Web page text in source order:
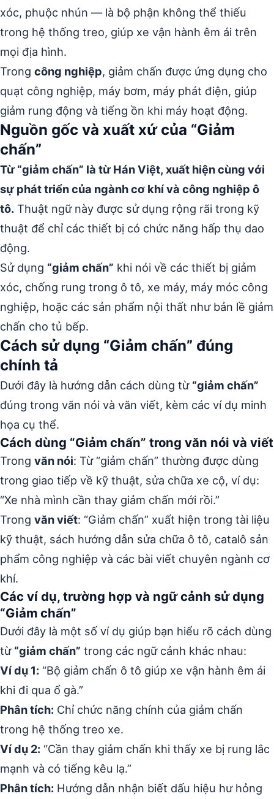
xóc, phuộc nhún — là bộ phận không thể thiếu
trong hệ thống treo, giúp xe vận hành êm ái trên
mọi địa hình.
Trong công nghiệp, giảm chấn được ứng dụng cho
quạt công nghiệp, máy bơm, máy phát điện, giúp
giảm rung động và tiếng ồn khi máy hoạt động.
Nguồn gốc và xuất xứ của “Giảm
chấn”
Từ “giảm chấn” là từ Hán Việt, xuất hiện cùng với
sự phát triển của ngành cơ khí và công nghiệp ô
tô. Thuật ngữ này được sử dụng rộng rãi trong kỹ
thuật để chỉ các thiết bị có chức năng hấp thụ dao
động.
Sử dụng “giảm chấn” khi nói về các thiết bị giảm
xóc, chống rung trong ô tô, xe máy, máy móc công
nghiệp, hoặc các sản phẩm nội thất như bản lề giảm
chấn cho tủ bếp.
Cách sử dụng “Giảm chấn” đúng
chính tả
Dưới đây là hướng dẫn cách dùng từ “giảm chấn”
đúng trong văn nói và văn viết, kèm các ví dụ minh
họa cụ thể.
Cách dùng “Giảm chấn” trong văn nói và viết
Trong văn nói: Từ “giảm chấn” thường được dùng
trong giao tiếp về kỹ thuật, sửa chữa xe cộ, ví dụ:
“Xe nhà mình cần thay giảm chấn mới rồi.”
Trong văn viết: “Giảm chấn” xuất hiện trong tài liệu
kỹ thuật, sách hướng dẫn sửa chữa ô tô, catalô sản
phẩm công nghiệp và các bài viết chuyên ngành cơ
khí.
Các ví dụ, trường hợp và ngữ cảnh sử dụng
“Giảm chấn”
Dưới đây là một số ví dụ giúp bạn hiểu rõ cách dùng
từ “giảm chấn” trong các ngữ cảnh khác nhau:
Ví dụ 1: “Bộ giảm chấn ô tô giúp xe vận hành êm ái
khi đi qua ổ gà.”
Phân tích: Chỉ chức năng chính của giảm chấn
trong hệ thống treo xe.
Ví dụ 2: “Cần thay giảm chấn khi thấy xe bị rung lắc
mạnh và có tiếng kêu lạ.”
Phân tích: Hướng dẫn nhận biết dấu hiệu hư hỏng